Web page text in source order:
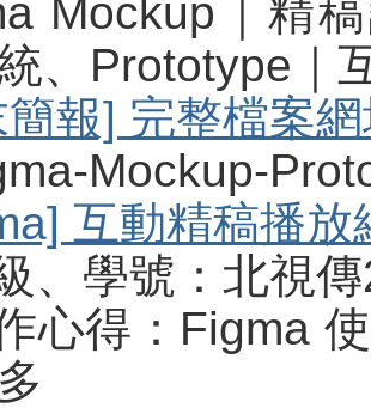
Mockup｜精
、Prototype｜
報] 完整檔案
Mockup-
互動精稿播放
、學號：北視
心得：Figma